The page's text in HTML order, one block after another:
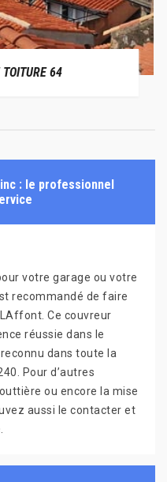
64
: le professionnel
votre garage ou votre
recommandé de faire
Ce couvreur
réussie dans le
dans toute la
Pour d’autres
ou encore la mise
aussi le contacter et